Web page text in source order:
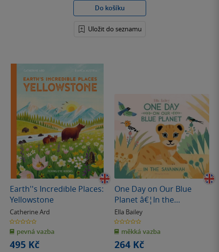
Do košíku
Uložit do seznamu
Earth''s Incredible Places:
Yellowstone
Catherine Ard
0.0
z
5
hvězdiček
pevná vazba
495 Kč
One Day on Our Blue
Planet â€¦In the
Savannah
Ella Bailey
0.0
z
5
hvězdiček
měkká vazba
264 Kč